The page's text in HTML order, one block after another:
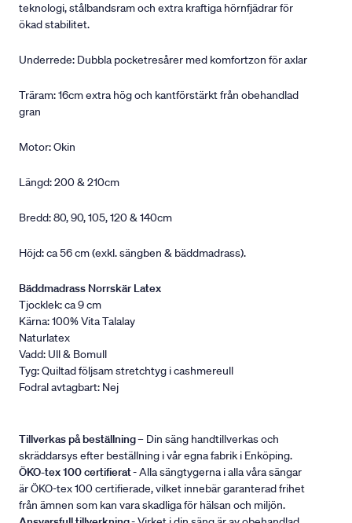
teknologi, stålbandsram och extra kraftiga hörnfjädrar för
ökad stabilitet.
Underrede: Dubbla pocketresårer med komfortzon för axlar
Träram: 16cm extra hög och kantförstärkt från obehandlad
gran
Motor: Okin
Längd: 200 & 210cm
Bredd: 80, 90, 105, 120 & 140cm
Höjd: ca 56 cm (exkl. sängben & bäddmadrass).
Bäddmadrass Norrskär Latex
Tjocklek: ca 9 cm
Kärna: 100% Vita Talalay
Naturlatex
Vadd: Ull & Bomull
Tyg: Quiltad följsam stretchtyg i cashmereull
Fodral avtagbart: Nej
Tillverkas på beställning– Din säng handtillverkas och
skräddarsys efter beställning i vår egna fabrik i Enköping.
ÖKO-tex 100 certifierat- Alla sängtygerna i alla våra sängar
är ÖKO-tex 100 certifierade, vilket innebär garanterad frihet
från ämnen som kan vara skadliga för hälsan och miljön.